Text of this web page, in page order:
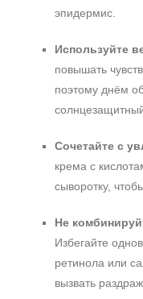
эпидермис.
Используйте
повышать
поэтому днём
Сочетайте с
крема с
сыворотку,
Не
Избегайте
ретинола или
вызвать